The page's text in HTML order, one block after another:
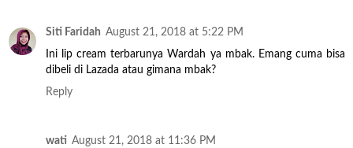
Siti Faridah August 21, 2018 at 5:22 PM
Ini lip cream terbarunya Wardah ya mbak. Emang cuma bisa
dibeli di Lazada atau gimana mbak?
Reply
wati August 21, 2018 at 11:36 PM